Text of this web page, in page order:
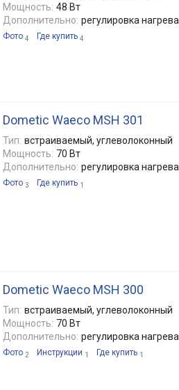
Мощность: 48 Вт
Дополнительно: регулировка нагрева
Фото 4 Где купить 4
Dometic Waeco MSH 301
Тип: встраиваемый, углеволоконный
Мощность: 70 Вт
Дополнительно: регулировка нагрева
Фото 3 Где купить 1
Dometic Waeco MSH 300
Тип: встраиваемый, углеволоконный
Мощность: 70 Вт
Дополнительно: регулировка нагрева
Фото 2 Инструкции 1 Где купить 1